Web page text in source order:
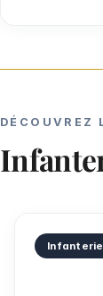
DÉCOUVREZ
Infanterie